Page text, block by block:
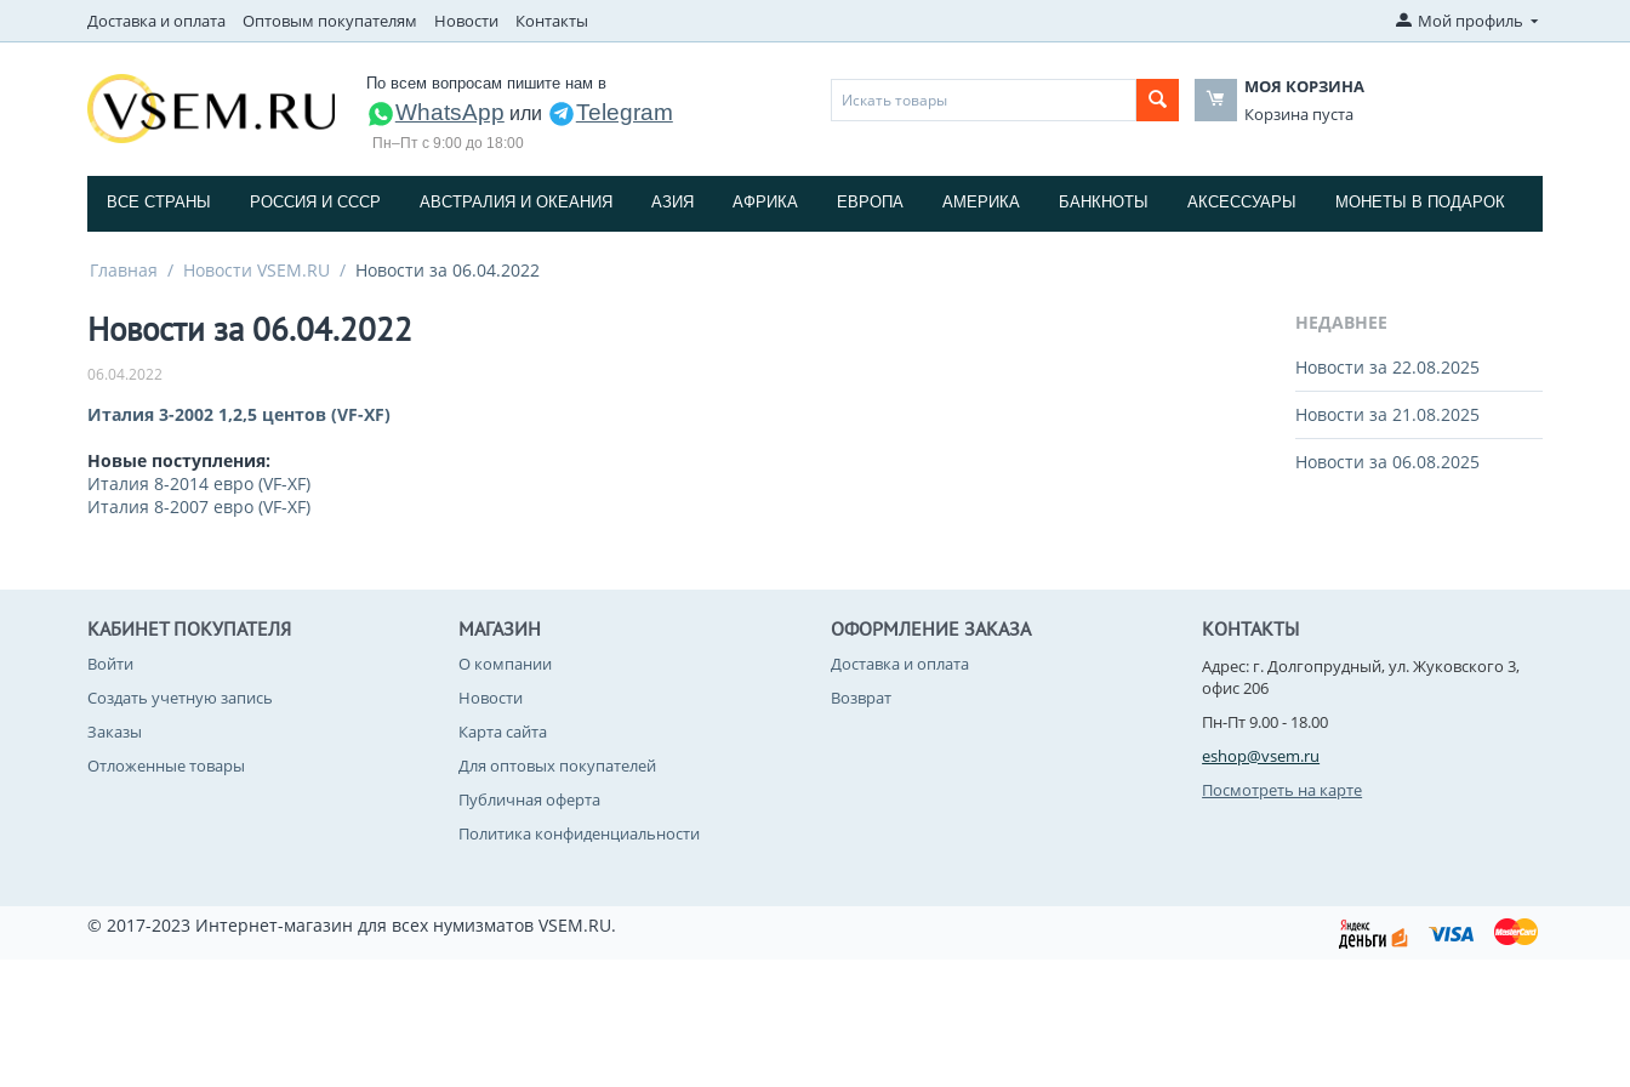
Доставка и оплата Оптовым покупателям Новости Контакты Мой профиль
По всем вопросам пишите нам в
WhatsApp или Telegram
Пн–Пт с 9:00 до 18:00
МОЯ КОРЗИНА
Корзина пуста
ВСЕ СТРАНЫ РОССИЯ И СССP АВСТРАЛИЯ И ОКЕАНИЯ АЗИЯ АФРИКА ЕВРОПА АМЕРИКА БАНКНОТЫ АКСЕССУАРЫ МОНЕТЫ В ПОДАРОК
Главная / Новости VSEM.RU / Новости за 06.04.2022
Новости за 06.04.2022
06.04.2022
Италия 3-2002 1,2,5 центов (VF-XF)
Новые поступления:
Италия 8-2014 евро (VF-XF)
Италия 8-2007 евро (VF-XF)
НЕДАВНЕЕ
Новости за 22.08.2025
Новости за 21.08.2025
Новости за 06.08.2025
КАБИНЕТ ПОКУПАТЕЛЯ
Войти
Создать учетную запись
Заказы
Отложенные товары
МАГАЗИН
О компании
Новости
Карта сайта
Для оптовых покупателей
Публичная оферта
Политика конфиденциальности
ОФОРМЛЕНИЕ ЗАКАЗА
Доставка и оплата
Возврат
КОНТАКТЫ
Адрес: г. Долгопрудный, ул. Жуковского 3,
офис 206
Пн-Пт 9.00 - 18.00
eshop@vsem.ru
Посмотреть на карте
© 2017-2023 Интернет-магазин для всех нумизматов VSEM.RU.